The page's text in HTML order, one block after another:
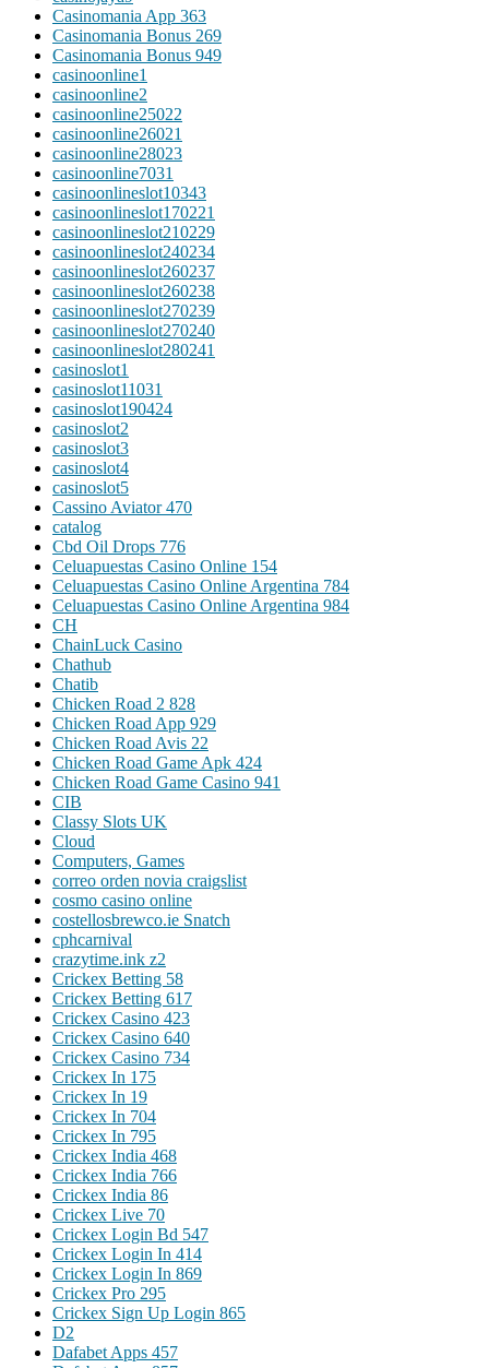
Casinomania App 363
Casinomania Bonus 269
Casinomania Bonus 949
casinoonline1
casinoonline2
casinoonline25022
casinoonline26021
casinoonline28023
casinoonline7031
casinoonlineslot10343
casinoonlineslot170221
casinoonlineslot210229
casinoonlineslot240234
casinoonlineslot260237
casinoonlineslot260238
casinoonlineslot270239
casinoonlineslot270240
casinoonlineslot280241
casinoslot1
casinoslot11031
casinoslot190424
casinoslot2
casinoslot3
casinoslot4
casinoslot5
Cassino Aviator 470
catalog
Cbd Oil Drops 776
Celuapuestas Casino Online 154
Celuapuestas Casino Online Argentina 784
Celuapuestas Casino Online Argentina 984
CH
ChainLuck Casino
Chathub
Chatib
Chicken Road 2 828
Chicken Road App 929
Chicken Road Avis 22
Chicken Road Game Apk 424
Chicken Road Game Casino 941
CIB
Classy Slots UK
Cloud
Computers, Games
correo orden novia craigslist
cosmo casino online
costellosbrewco.ie Snatch
cphcarnival
crazytime.ink z2
Crickex Betting 58
Crickex Betting 617
Crickex Casino 423
Crickex Casino 640
Crickex Casino 734
Crickex In 175
Crickex In 19
Crickex In 704
Crickex In 795
Crickex India 468
Crickex India 766
Crickex India 86
Crickex Live 70
Crickex Login Bd 547
Crickex Login In 414
Crickex Login In 869
Crickex Pro 295
Crickex Sign Up Login 865
D2
Dafabet Apps 457